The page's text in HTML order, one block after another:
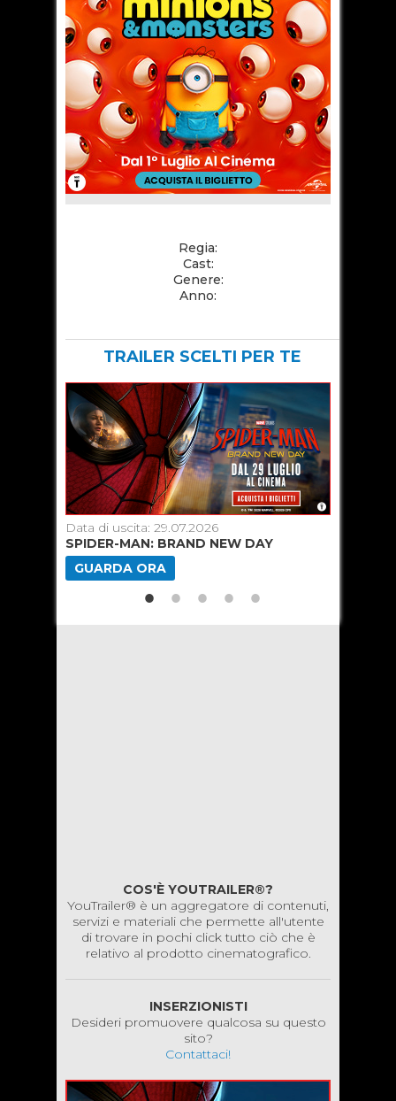
Regia:
Cast:
Genere:
Anno:
TRAILER SCELTI PER TE
Data di uscita: 29.07.2026
SPIDER-MAN: BRAND NEW DAY
GUARDA ORA
COS'È YOUTRAILER®?
YouTrailer® è un aggregatore di contenuti,
servizi e materiali che permette all'utente
di trovare in pochi click tutto ciò che è
relativo al prodotto cinematografico.
INSERZIONISTI
Desideri promuovere qualcosa su questo
sito?
Contattaci!